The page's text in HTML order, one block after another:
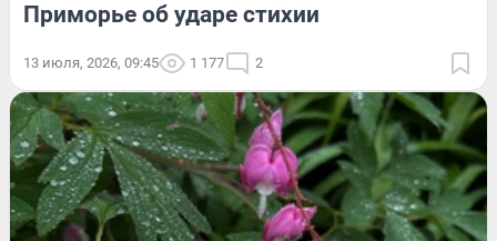
Приморье об ударе стихии
13 июля, 2026, 09:45 1 177 2